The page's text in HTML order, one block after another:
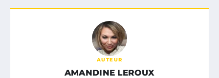
AUTEUR
AMANDINE LEROUX